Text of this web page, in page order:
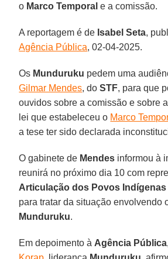
o Marco Temporal e a comissão.
A reportagem é de Isabel Seta,
Agência Pública, 02-04-2025.
Os Munduruku pedem uma
Gilmar Mendes, doSTF, para que
ouvidos sobre a comissão e sobre
lei que estabeleceu o Marco
a tese ter sido declarada
O gabinete de Mendes informou à
reunirá no próximo dia 10 com
Articulação dos Povos Indígenas
para tratar da situação envolvendo
Munduruku.
Em depoimento à Agência Pública